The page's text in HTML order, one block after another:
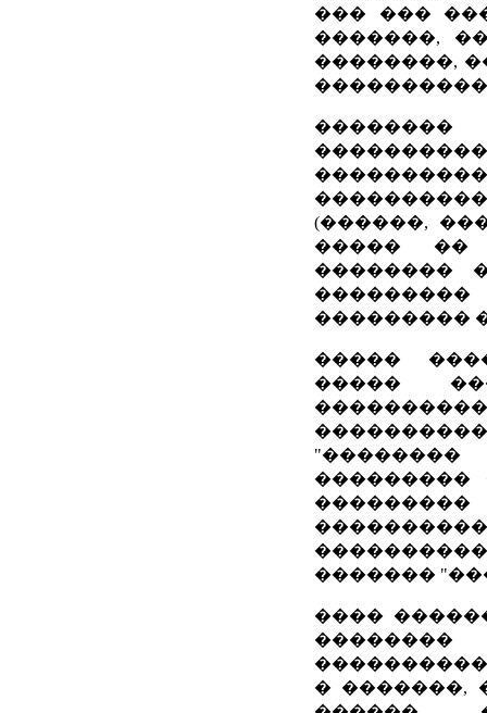
��� ���
�������,
��������,
(������,
����� ��
��������
���������
�����
�����
"��������
���������
����������
�������
����
� �������,